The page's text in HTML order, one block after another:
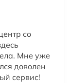
со
Мне уже
доволен
сервис!